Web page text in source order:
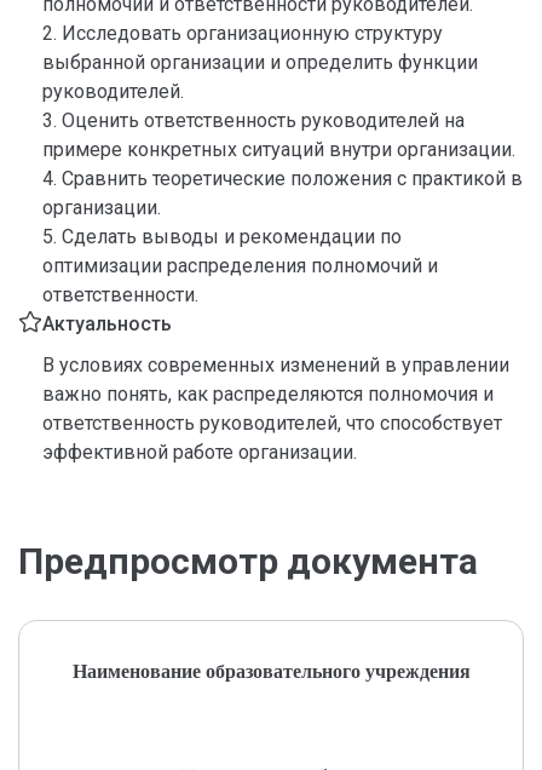
2. Исследовать организационную структуру
выбранной организации и определить функции
руководителей.
3. Оценить ответственность руководителей на
примере конкретных ситуаций внутри организации.
4. Сравнить теоретические положения с практикой в
организации.
5. Сделать выводы и рекомендации по
оптимизации распределения полномочий и
ответственности.
Актуальность
В условиях современных изменений в управлении
важно понять, как распределяются полномочия и
ответственность руководителей, что способствует
эффективной работе организации.
Предпросмотр документа
Наименование образовательного учреждения